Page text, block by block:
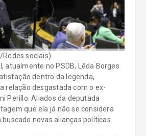
sociais)
atualmente no PSDB, Lêda Borges
dentro da legenda,
relação desgastada com o ex-
Perillo. Aliados da deputada
que ela já não se considera
novas alianças políticas.